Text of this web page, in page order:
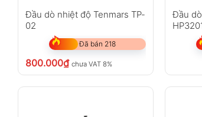
Đầu dò nhiệt độ Tenmars TP-
02
Đã bán 218
800.000₫ chưa VAT 8%
Đầu